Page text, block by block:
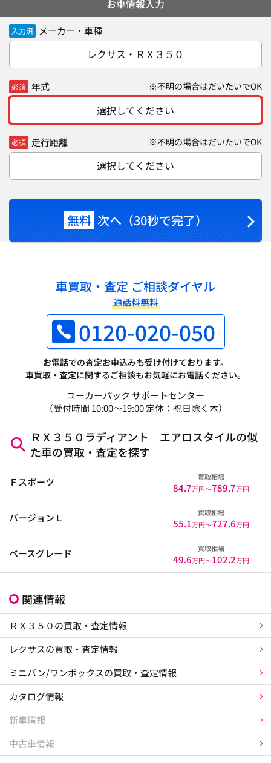
お車情報入力
入力済 メーカー・車種
レクサス・ＲＸ３５０
必須 年式 ※不明の場合はだいたいでOK
選択してください
必須 走行距離 ※不明の場合はだいたいでOK
選択してください
無料 次へ（30秒で完了）
車買取・査定 ご相談ダイヤル
通話料無料
0120-020-050
お電話での査定お申込みも受け付けております。
車買取・査定に関するご相談もお気軽にお電話ください。
ユーカーパック サポートセンター
（受付時間 10:00～19:00 定休：祝日除く木）
ＲＸ３５０ラディアント エアロスタイルの似
た車の買取・査定を探す
Ｆスポーツ 買取相場
84.7万円〜789.7万円
バージョンＬ 買取相場
55.1万円〜727.6万円
ベースグレード 買取相場
49.6万円〜102.2万円
関連情報
ＲＸ３５０の買取・査定情報
レクサスの買取・査定情報
ミニバン/ワンボックスの買取・査定情報
カタログ情報
新車情報
中古車情報
×